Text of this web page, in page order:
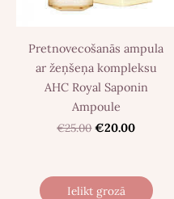
Pretnovecošanās ampula
ar žeņšeņa kompleksu
AHC Royal Saponin
Ampoule
€25.00 €20.00
Ielikt grozā